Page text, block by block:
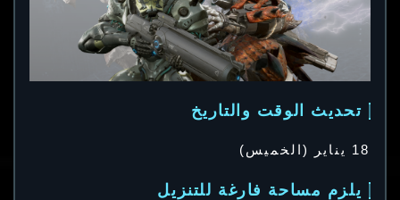
تحديث الوقت والتاريخ
18 يناير (الخميس)
يلزم مساحة فارغة للتنزيل